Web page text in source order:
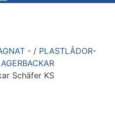
- / PLASTLÅDOR-
Schäfer KS